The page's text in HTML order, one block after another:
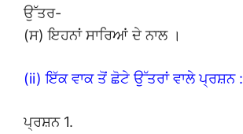
ਉੱਤਰ-
(ਸ) ਇਹਨਾਂ ਸਾਰਿਆਂ ਦੇ ਨਾਲ ।
(ii) ਇੱਕ ਵਾਕ ਤੋਂ ਛੋਟੇ ਉੱਤਰਾਂ ਵਾਲੇ ਪ੍ਰਸ਼ਨ :
ਪ੍ਰਸ਼ਨ 1.